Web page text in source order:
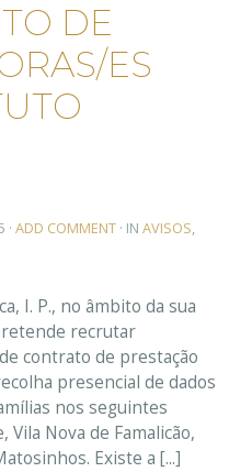
DE
ES
· ADD COMMENT · IN AVISOS,
I. P., no âmbito da sua
recrutar
contrato de prestação
presencial de dados
nos seguintes
Nova de Famalicão,
Existe a [...]